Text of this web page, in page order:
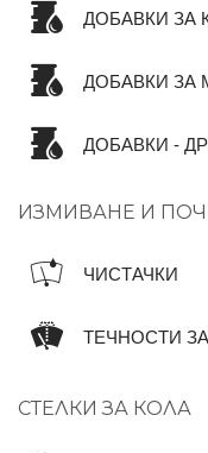
ДОБАВКИ ЗА
ДОБАВКИ ЗА
ДОБАВКИ -
ИЗМИВАНЕ И
ЧИСТАЧКИ
ТЕЧНОСТИ
СТЕЛКИ ЗА КОЛА